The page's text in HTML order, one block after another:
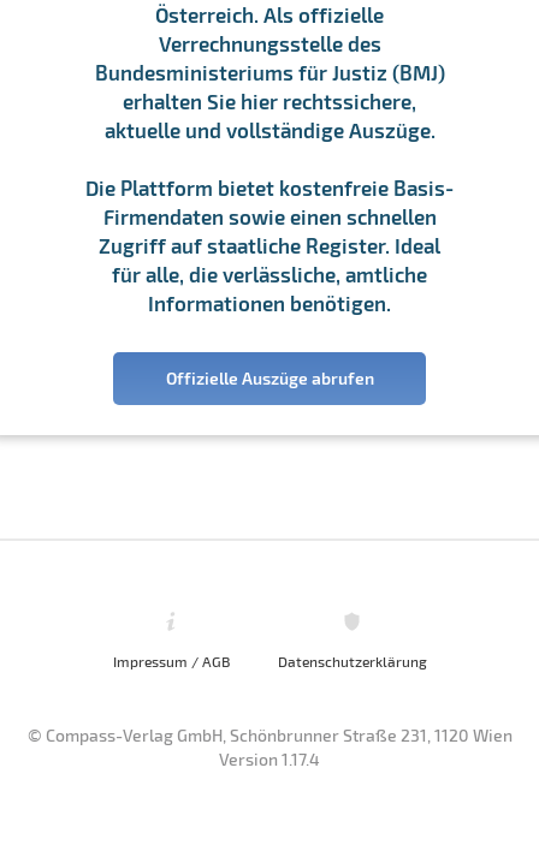
Österreich. Als offizielle
Verrechnungsstelle des
Bundesministeriums für Justiz (BMJ)
erhalten Sie hier rechtssichere,
aktuelle und vollständige Auszüge.
Die Plattform bietet kostenfreie Basis-
Firmendaten sowie einen schnellen
Zugriff auf staatliche Register. Ideal
für alle, die verlässliche, amtliche
Informationen benötigen.
Offizielle Auszüge abrufen
Impressum / AGB Datenschutzerklärung
© Compass-Verlag GmbH, Schönbrunner Straße 231, 1120 Wien
Version 1.17.4